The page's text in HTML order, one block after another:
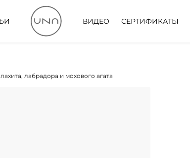
ВИДЕО СЕРТИФИКАТЫ
лабрадора и мохового агата